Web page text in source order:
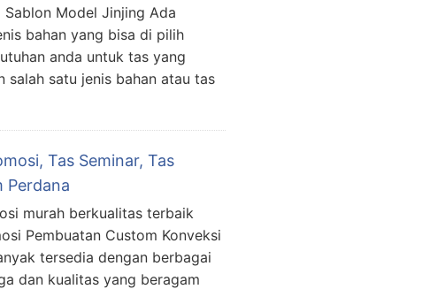
Sablon Model Jinjing Ada
bahan yang bisa di pilih
anda untuk tas yang
salah satu jenis bahan atau tas
Tas Seminar, Tas
Perdana
murah berkualitas terbaik
Pembuatan Custom Konveksi
tersedia dengan berbagai
dan kualitas yang beragam